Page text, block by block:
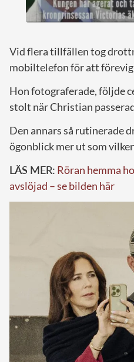
Vid flera tillfällen tog
mobiltelefon för att
Hon fotograferade, följde
stolt när Christian
Den annars så rutinerade
ögonblick mer ut som
LÄS MER: Röran hemma
avslöjad – se bilden här